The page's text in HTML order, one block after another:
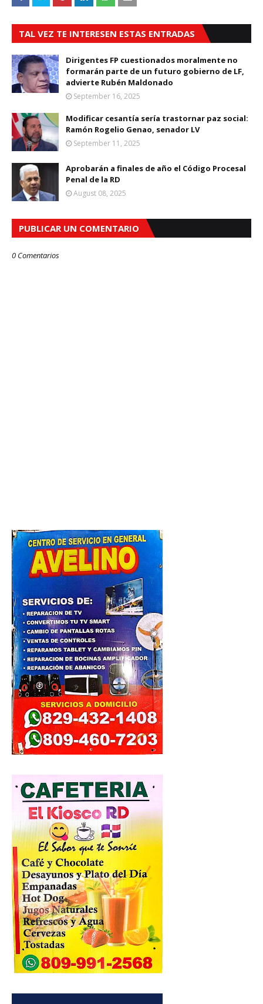
TAL VEZ TE INTERESEN ESTAS ENTRADAS
Dirigentes FP cuestionados moralmente no
formarán parte de un futuro gobierno de LF,
advierte Rubén Maldonado
September 16, 2025
Modificar cesantía sería trastornar paz social:
Ramón Rogelio Genao, senador LV
September 11, 2025
Aprobarán a finales de año el Código Procesal
Penal de la RD
August 08, 2025
PUBLICAR UN COMENTARIO
0 Comentarios